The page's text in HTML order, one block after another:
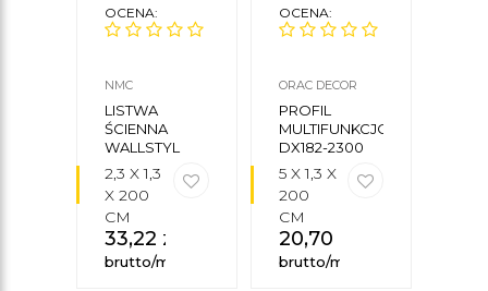
OCENA:
NMC
LISTWA
ŚCIENNA
WALLSTYL
SP3 NMC
2,3 X 1,3
X 200
CM
33,22 zł
brutto/mb
OCENA:
ORAC DECOR
PROFIL
MULTIFUNKCJONALNY
DX182-2300
5 X 1,3 X
200
CM
20,70
brutto/mb